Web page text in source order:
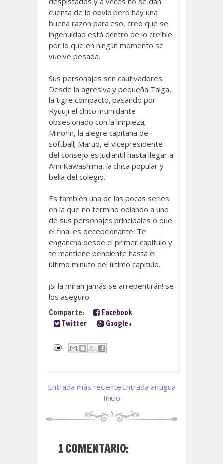
cuenta de lo obvio pero hay una
buena razón para eso, creo que se
ingenuidad está dentro de lo creíble
por lo que en ningún momento se
vuelve pesada.
Sus personajes son cautivadores.
Desde la agresiva y pequeña Taiga,
la tigre compacto, pasando por
Ryuuji el chico intimidante
obsesionado con la limpieza;
Minorin, la alegre capitana de
softball; Maruo, el vicepresidente
del consejo estudiantil hasta llegar a
Ami Kawashima, la chica popular y
bella del colegio.
Es también una de las pocas series
en la que no termino odiando a uno
de sus personajes principales o que
el final es decepcionante. Te
engancha desde el primer capítulo y
te mantiene pendiente hasta el
último minuto del último capítulo.
¡Si la miran jamás se arrepentirán! se
los aseguro
Comparte:
Facebook
Twitter
Google+
Entrada más recienteEntrada antigua
Inicio
1 COMENTARIO: